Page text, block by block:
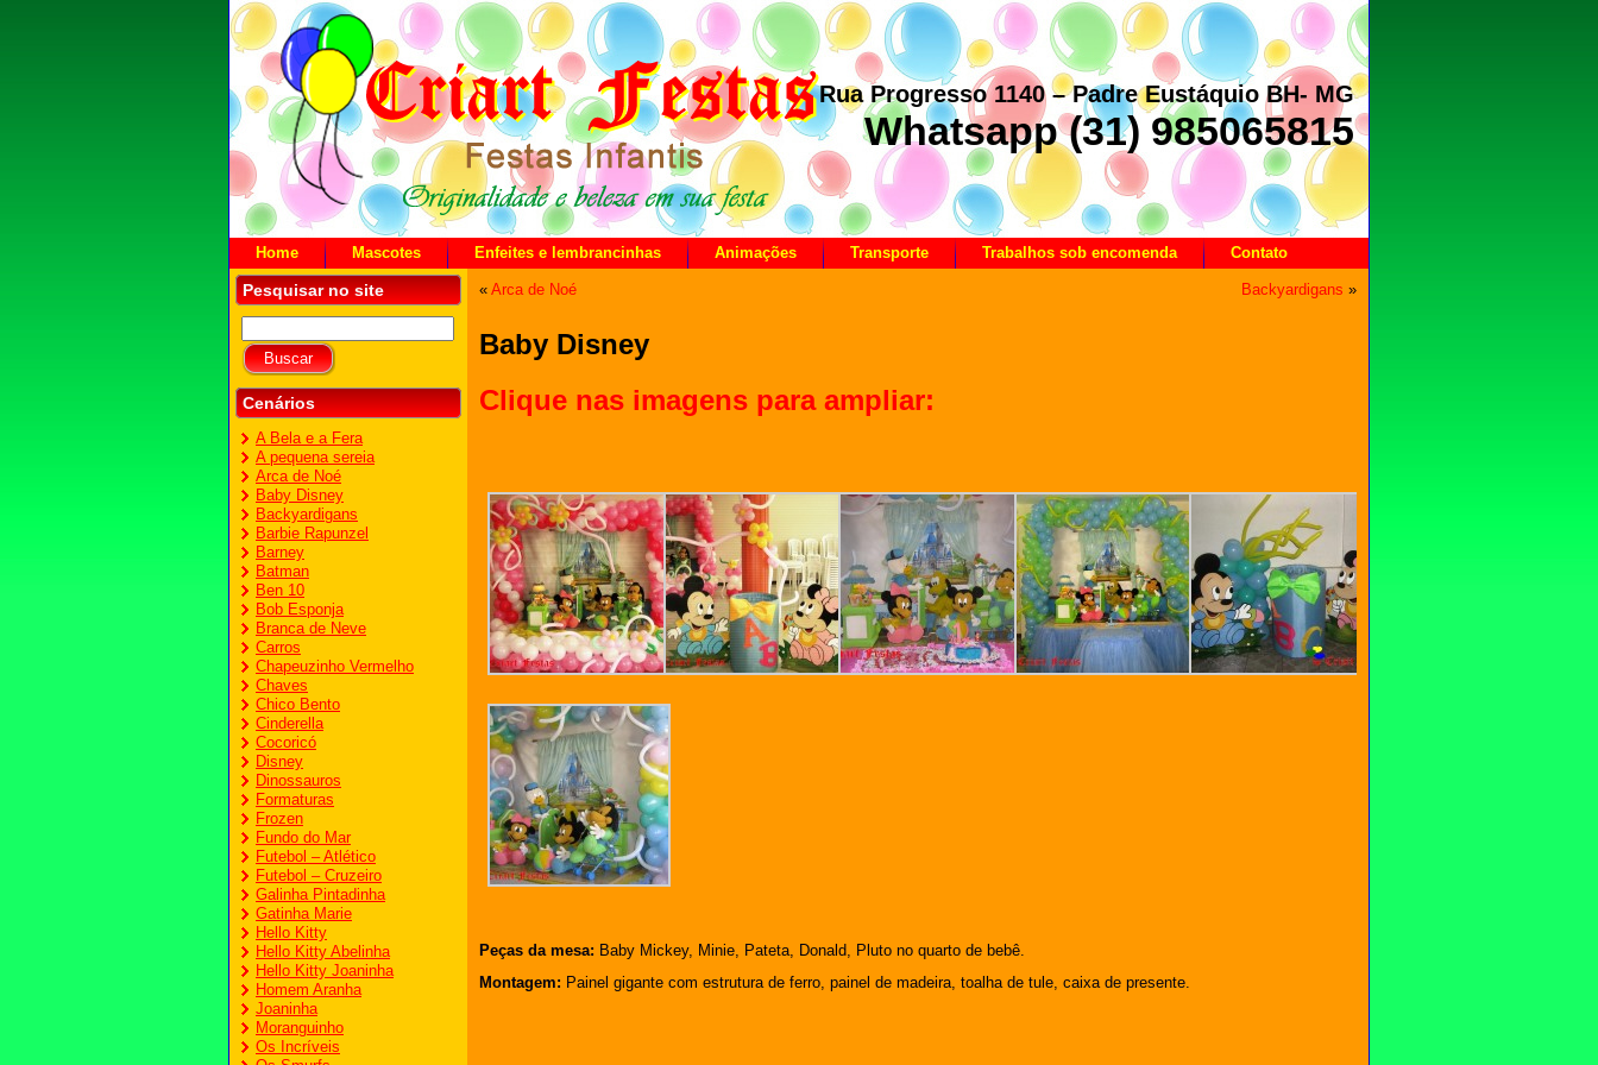
Rua Progresso 1140 – Padre Eustáquio BH- MG
Whatsapp (31) 985065815
Home Mascotes Enfeites e lembrancinhas Animações Transporte Trabalhos sob encomenda Contato
Pesquisar no site
Cenários
A Bela e a Fera
A pequena sereia
Arca de Noé
Baby Disney
Backyardigans
Barbie Rapunzel
Barney
Batman
Ben 10
Bob Esponja
Branca de Neve
Carros
Chapeuzinho Vermelho
Chaves
Chico Bento
Cinderella
Cocoricó
Disney
Dinossauros
Formaturas
Frozen
Fundo do Mar
Futebol – Atlético
Futebol – Cruzeiro
Galinha Pintadinha
Gatinha Marie
Hello Kitty
Hello Kitty Abelinha
Hello Kitty Joaninha
Homem Aranha
Joaninha
Moranguinho
Os Incríveis
« Arca de Noé Backyardigans »
Baby Disney
Clique nas imagens para ampliar:
Peças da mesa: Baby Mickey, Minie, Pateta, Donald, Pluto no quarto de bebê.
Montagem: Painel gigante com estrutura de ferro, painel de madeira, toalha de tule, caixa de presente.